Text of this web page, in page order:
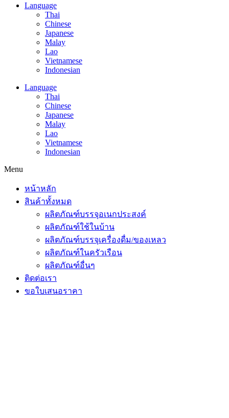
Language
Thai
Chinese
Japanese
Malay
Lao
Vietnamese
Indonesian
Language
Thai
Chinese
Japanese
Malay
Lao
Vietnamese
Indonesian
Menu
หน้าหลัก
สินค้าทั้งหมด
ผลิตภัณฑ์บรรจุอเนกประสงค์
ผลิตภัณฑ์ใช้ในบ้าน
ผลิตภัณฑ์บรรจุเครื่องดื่ม/ของเหลว
ผลิตภัณฑ์ในครัวเรือน
ผลิตภัณฑ์อื่นๆ
ติดต่อเรา
ขอใบเสนอราคา